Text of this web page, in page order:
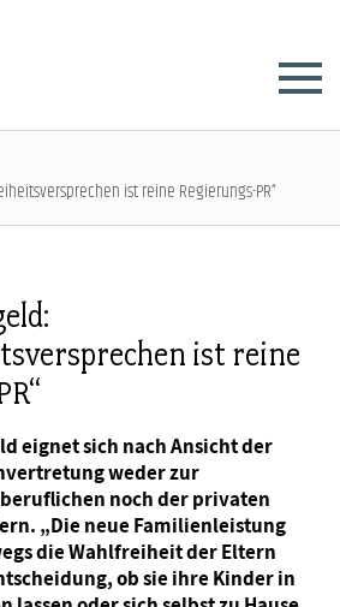
ist reine Regierungs-PR“
ist reine
eignet sich nach Ansicht der
weder zur
noch der privaten
„Die neue Familienleistung
die Wahlfreiheit der Eltern
ob sie ihre Kinder in